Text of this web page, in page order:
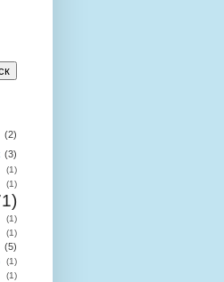
(2)
(3)
(1)
(1)
(1)
(1)
(5)
(1)
(1)